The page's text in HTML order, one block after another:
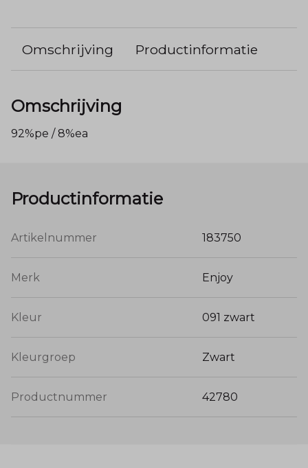
Omschrijving Productinformatie
Omschrijving
92%pe / 8%ea
Productinformatie
Artikelnummer 183750
Merk Enjoy
Kleur 091 zwart
Kleurgroep Zwart
Productnummer 42780